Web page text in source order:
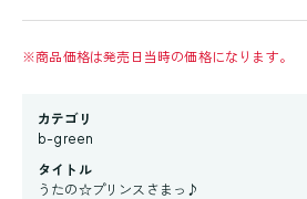
※商品価格は発売日当時の価格になります。
カテゴリ
b-green
タイトル
うたの☆プリンスさまっ♪